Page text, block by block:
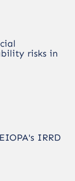
risks in
IRRD